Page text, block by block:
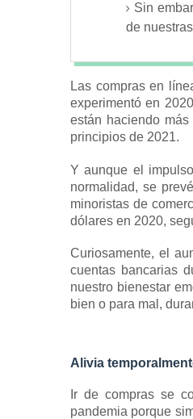
Sin
de
Las compras en
experimentó en
están haciendo
principios de 2021.
Y aunque el
normalidad, se
minoristas de
dólares en 2020,
Curiosamente, el
cuentas bancarias
nuestro bienestar
bien o para mal,
Alivia
Ir de compras se
pandemia porque